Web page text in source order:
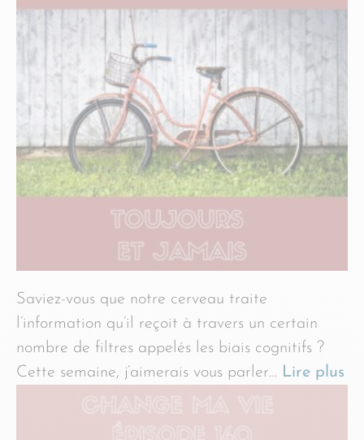
Saviez-vous que notre cerveau traite
l’information qu’il reçoit à travers un certain
nombre de filtres appelés les biais cognitifs ?
Cette semaine, j’aimerais vous parler… Lire plus